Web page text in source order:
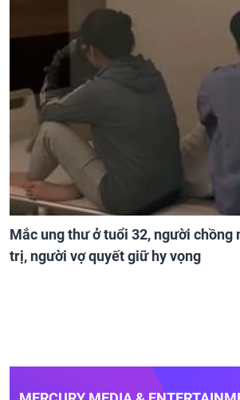
Mắc ung thư ở tuổi 32, người chồng
trị, người vợ quyết giữ hy vọng